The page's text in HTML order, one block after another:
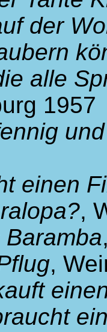
der
alle
1957
einen
,
,